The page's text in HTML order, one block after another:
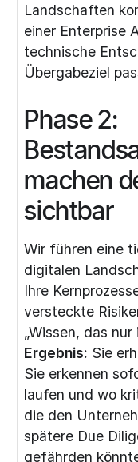
Landschaften
einer Enterprise
technische
Übergabeziel
Phase 2:
machen
sichtbar
Wir führen eine
digitalen
Ihre
versteckte
„Wissen, das
Ergebnis: Sie
Sie erkennen
laufen und wo
die den
spätere Due
gefährden